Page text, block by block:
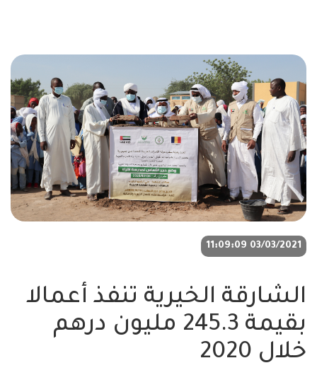
03/03/2021 11:09:09
الشارقة الخيرية تنفذ أعمالا
بقيمة 245.3 مليون درهم
خلال 2020